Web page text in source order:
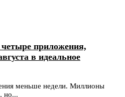
приложения,
в идеальное
меньше недели. Миллионы
но...